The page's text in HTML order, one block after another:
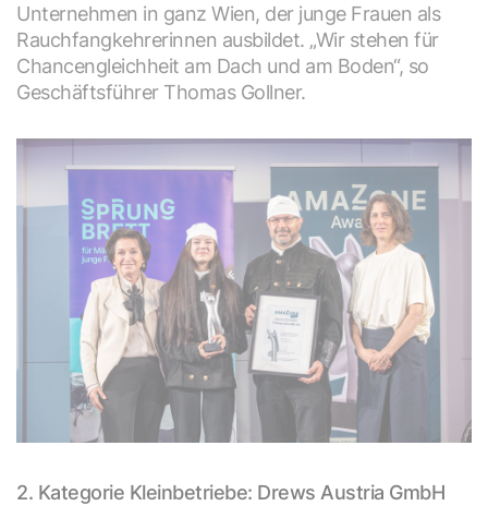
Unternehmen in ganz Wien, der junge Frauen als
Rauchfangkehrerinnen ausbildet. „Wir stehen für
Chancengleichheit am Dach und am Boden“, so
Geschäftsführer Thomas Gollner.
2. Kategorie Kleinbetriebe: Drews Austria GmbH